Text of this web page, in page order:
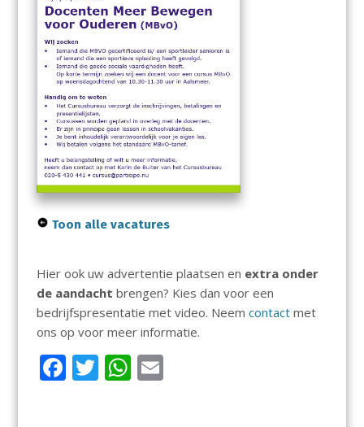
Toon alle vacatures
Hier ook uw advertentie plaatsen en extra onder
de aandacht brengen? Kies dan voor een
bedrijfspresentatie met video. Neem contactmet
ons op voor meer informatie.
F T W E